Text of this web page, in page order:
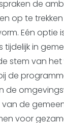
de
op te
Eén optie
in
stem van
de
de
de
voor